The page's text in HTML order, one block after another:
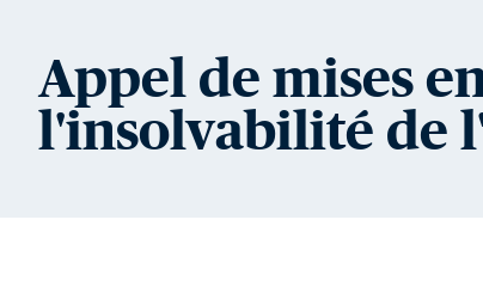
Appel de mises
l'insolvabilité de